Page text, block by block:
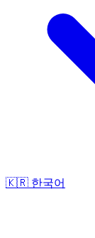
🇰🇷 한국어